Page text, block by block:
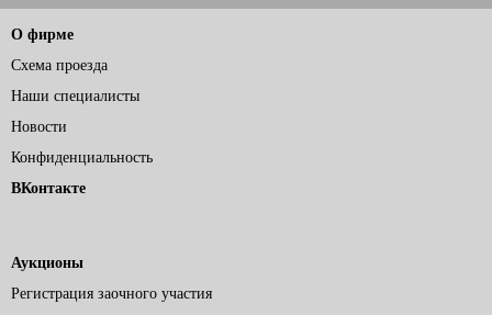
О фирме
Схема проезда
Наши специалисты
Новости
Конфиденциальность
ВКонтакте
Аукционы
Регистрация заочного участия